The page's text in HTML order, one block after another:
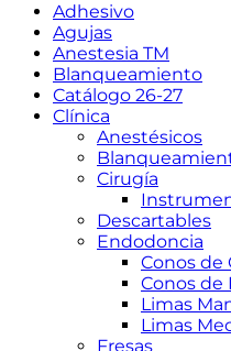
Adhesivo
Agujas
Anestesia TM
Blanqueamiento
Catálogo 26-27
Clínica
Anestésicos
Cirugía
Descartables
Endodoncia
Conos de
Conos de
Limas
Limas
Fresas